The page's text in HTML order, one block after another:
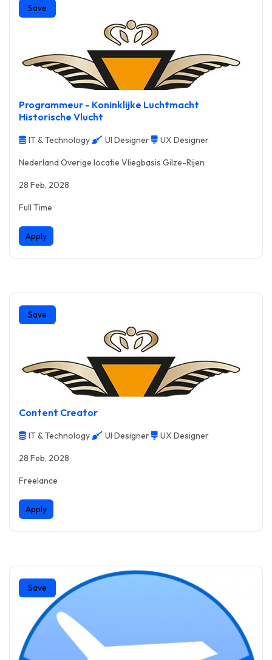
Save
Programmeur - Koninklijke Luchtmacht
Historische Vlucht
IT & Technology UI Designer UX Designer
Nederland Overige locatie Vliegbasis Gilze-Rijen
28 Feb, 2028
Full Time
Apply
Save
Content Creator
IT & Technology UI Designer UX Designer
28 Feb, 2028
Freelance
Apply
Save